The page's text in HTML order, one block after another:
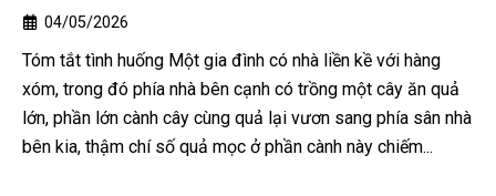
04/05/2026
Tóm tắt tình huống Một gia đình có nhà liền kề với hàng
xóm, trong đó phía nhà bên cạnh có trồng một cây ăn quả
lớn, phần lớn cành cây cùng quả lại vươn sang phía sân nhà
bên kia, thậm chí số quả mọc ở phần cành này chiếm...